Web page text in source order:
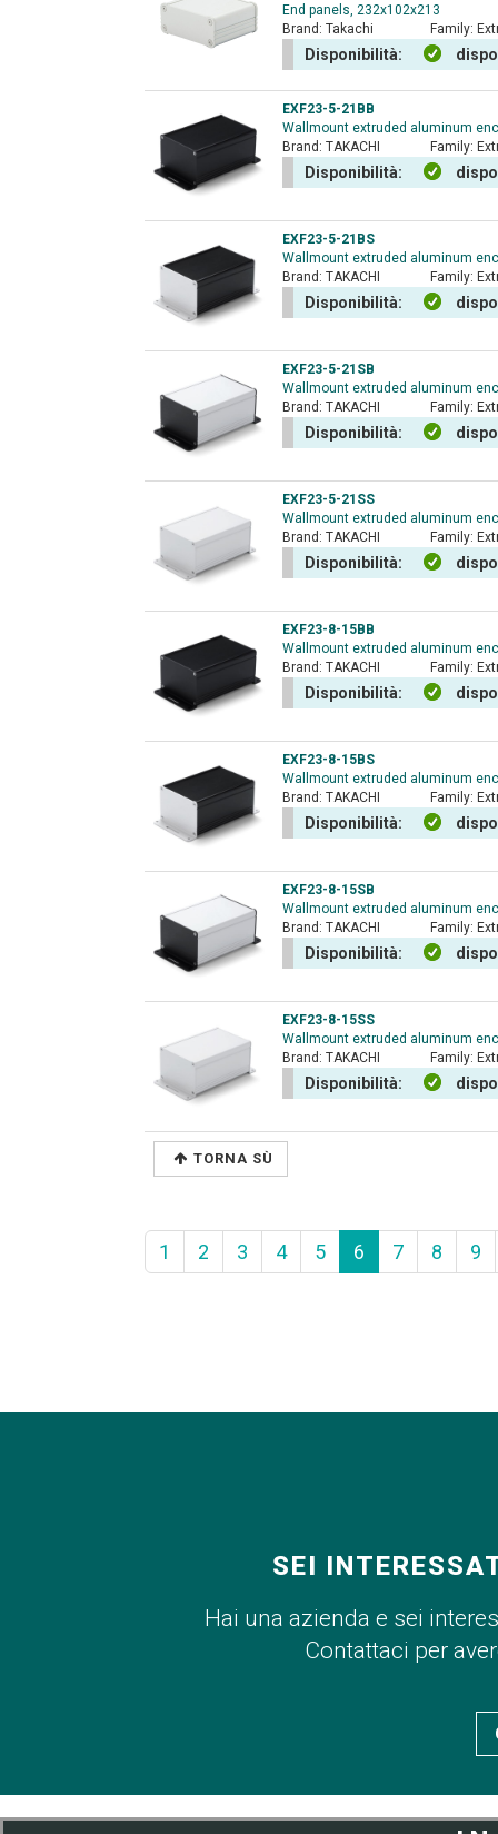
End panels, 232x102x213
Brand: Takachi Family:
Disponibilità:
EXF23-5-21BB
Wallmount extruded aluminum
Brand: TAKACHI Family:
Disponibilità:
EXF23-5-21BS
Wallmount extruded aluminum
Brand: TAKACHI Family:
Disponibilità:
EXF23-5-21SB
Wallmount extruded aluminum
Brand: TAKACHI Family:
Disponibilità:
EXF23-5-21SS
Wallmount extruded aluminum
Brand: TAKACHI Family:
Disponibilità:
EXF23-8-15BB
Wallmount extruded aluminum
Brand: TAKACHI Family:
Disponibilità:
EXF23-8-15BS
Wallmount extruded aluminum
Brand: TAKACHI Family:
Disponibilità:
EXF23-8-15SB
Wallmount extruded aluminum
Brand: TAKACHI Family:
Disponibilità:
EXF23-8-15SS
Wallmount extruded aluminum
Brand: TAKACHI Family:
Disponibilità:
TORNA SÙ
1 2 3 4 5 6 7 8 9
SEI
Hai una azienda e sei
Contattaci per